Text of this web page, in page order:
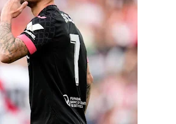
cerca de convertirse en nuevo
CF
con el Sevilla FC por Alberto
con despidos y rechaza una
por el club